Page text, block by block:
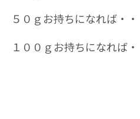
５０ｇお持ちになれば・
１００ｇお持ちになれば